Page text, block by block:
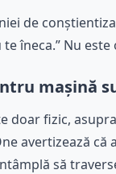
de
îneca.” Nu
mașină
doar fizic,
avertizează
să